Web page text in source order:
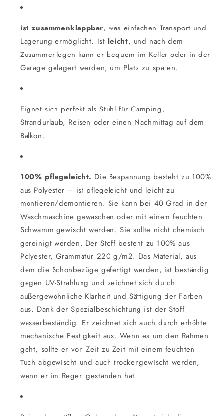
ist zusammenklappbar, was einfachen Transport und
Lagerung ermöglicht. Ist leicht, und nach dem
Zusammenlegen kann er bequem im Keller oder in der
Garage gelagert werden, um Platz zu sparen.
Eignet sich perfekt als Stuhl für Camping,
Strandurlaub, Reisen oder einen Nachmittag auf dem
Balkon.
100% pflegeleicht. Die Bespannung besteht zu 100%
aus Polyester – ist pflegeleicht und leicht zu
montieren/demontieren. Sie kann bei 40 Grad in der
Waschmaschine gewaschen oder mit einem feuchten
Schwamm gewischt werden. Sie sollte nicht chemisch
gereinigt werden. Der Stoff besteht zu 100% aus
Polyester, Grammatur 220 g/m2. Das Material, aus
dem die Schonbezüge gefertigt werden, ist beständig
gegen UV-Strahlung und zeichnet sich durch
außergewöhnliche Klarheit und Sättigung der Farben
aus. Dank der Spezialbeschichtung ist der Stoff
wasserbeständig. Er zeichnet sich auch durch erhöhte
mechanische Festigkeit aus. Wenn es um den Rahmen
geht, sollte er von Zeit zu Zeit mit einem feuchten
Tuch abgewischt und auch trockengewischt werden,
wenn er im Regen gestanden hat.